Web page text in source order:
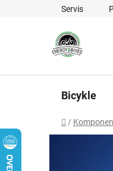
Prejsť na obsahServis
Bicykle
Domov
/